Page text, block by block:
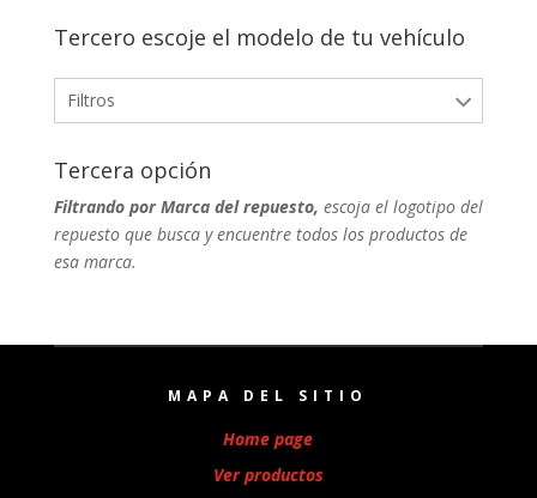
Tercero escoje el modelo de tu vehículo
Filtros
Tercera opción
Filtrando por Marca del repuesto, escoja el logotipo del
repuesto que busca y encuentre todos los productos de
esa marca.
MAPA DEL SITIO
Home page
Ver productos